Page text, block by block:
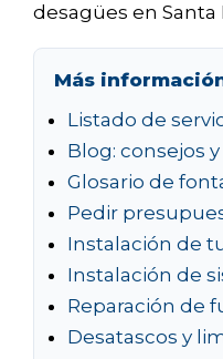
desagües en Santa
Más
Listado de
Blog: consejos
Glosario de
Pedir
Instalación de
Instalación de
Reparación de
Desatascos y